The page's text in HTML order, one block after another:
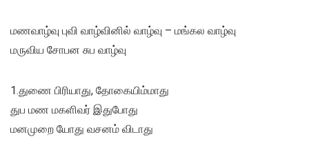
மணவாழ்வு புவி வாழ்வினில் வாழ்வு – மங்கல வாழ்வு
மருவிய சோபன சுப வாழ்வு
1.துணை பிரியாது, தோகையிம்மாது
துப மண மகளிவர் இதுபோது
மனமுறை யோது வசனம் விடாது